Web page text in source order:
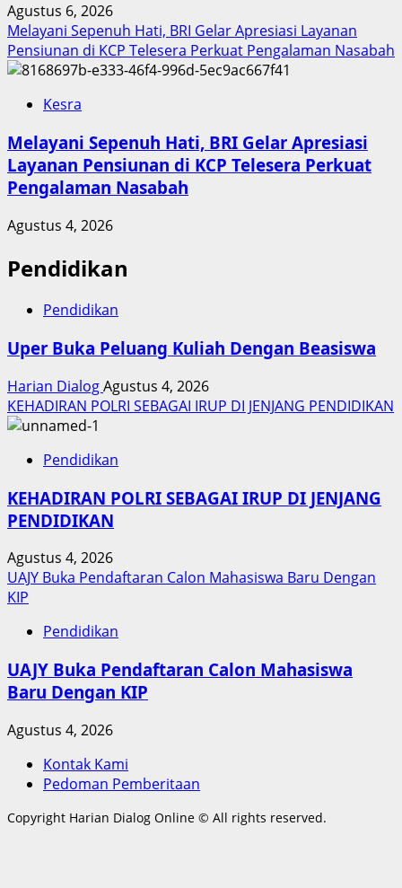
Agustus 6, 2026
Melayani Sepenuh Hati, BRI Gelar Apresiasi Layanan
Pensiunan di KCP Telesera Perkuat Pengalaman Nasabah
Kesra
Melayani Sepenuh Hati, BRI Gelar Apresiasi
Layanan Pensiunan di KCP Telesera Perkuat
Pengalaman Nasabah
Agustus 4, 2026
Pendidikan
Pendidikan
Uper Buka Peluang Kuliah Dengan Beasiswa
Harian DialogAgustus 4, 2026
KEHADIRAN POLRI SEBAGAI IRUP DI JENJANG PENDIDIKAN
Pendidikan
KEHADIRAN POLRI SEBAGAI IRUP DI JENJANG
PENDIDIKAN
Agustus 4, 2026
UAJY Buka Pendaftaran Calon Mahasiswa Baru Dengan
KIP
Pendidikan
UAJY Buka Pendaftaran Calon Mahasiswa
Baru Dengan KIP
Agustus 4, 2026
Kontak Kami
Pedoman Pemberitaan